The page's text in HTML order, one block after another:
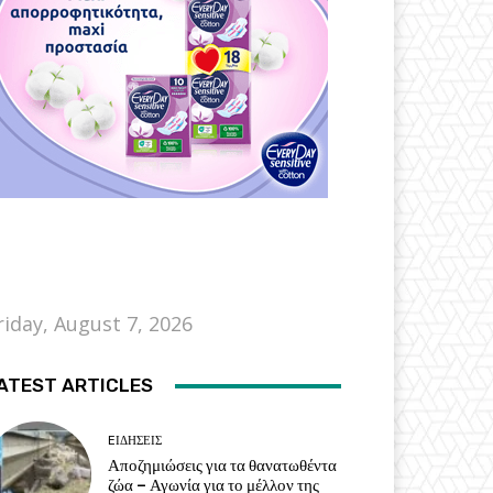
August 7, 2026
ARTICLES
EΙΔΗΣΕΙΣ
Αποζημιώσεις για τα θανατωθέντα
ζώα – Αγωνία για το μέλλον της